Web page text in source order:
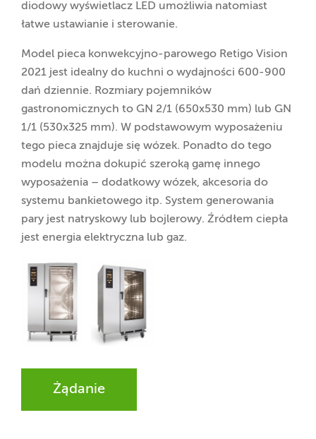
diodowy wyświetlacz LED umożliwia natomiast
łatwe ustawianie i sterowanie.
Model pieca konwekcyjno-parowego Retigo Vision
2021 jest idealny do kuchni o wydajności 600-900
dań dziennie. Rozmiary pojemników
gastronomicznych to GN 2/1 (650x530 mm) lub GN
1/1 (530x325 mm). W podstawowym wyposażeniu
tego pieca znajduje się wózek. Ponadto do tego
modelu można dokupić szeroką gamę innego
wyposażenia – dodatkowy wózek, akcesoria do
systemu bankietowego itp. System generowania
pary jest natryskowy lub bojlerowy. Źródłem ciepła
jest energia elektryczna lub gaz.
Żądanie